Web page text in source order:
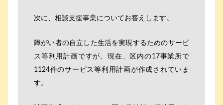
次に、相談支援事業についてお答えします。
障がい者の自立した生活を実現するためのサービ
ス等利用計画ですが、現在、区内の17事業所で
1124件のサービス等利用計画が作成されていま
す。